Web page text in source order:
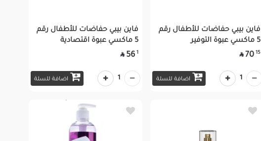
فاين بيبي حفاضات للأطفال رقم
5 ماكسي عبوة التوفير
15
70

اضافة للسلة 1
فاين بيبي حفاضات للأطفال رقم
5 ماكسي عبوة اقتصادية
1
56

اضافة للسلة 1